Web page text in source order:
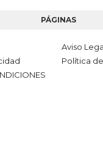
PÁGINAS
Aviso
Política